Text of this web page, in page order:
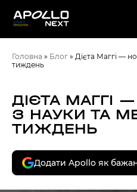
Головна » Блог » Дієта Маггі —
тиждень
ДІЄТА МАГГІ
З НАУКИ ТА
ТИЖДЕНЬ
Додати Apollo як